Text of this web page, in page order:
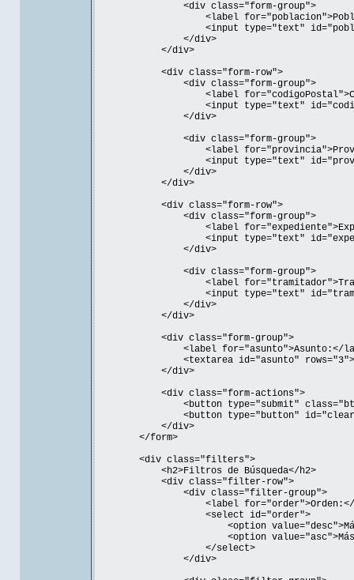
<div class="form-group">
<label
<input type="text"
</div>
</div>
<div class="form-row">
<div class="form-group">
<label
<input type="text"
</div>
<div class="form-group">
<label
<input type="text"
</div>
</div>
<div class="form-row">
<div class="form-group">
<label
<input type="text"
</div>
<div class="form-group">
<label
<input type="text"
</div>
</div>
<div class="form-group">
<label for="asunto">Asunto:</
<textarea id="asunto" rows="3"></
</div>
<div class="form-actions">
<button type="submit" class="btn-
<button type="button" id="clearBtn"
</div>
</form>
<div class="filters">
<h2>Filtros de Búsqueda</h2>
<div class="filter-row">
<div class="filter-group">
<label for="order">Orden:</
<select id="order">
<option value="desc">Más
<option value="asc">Más
</select>
</div>